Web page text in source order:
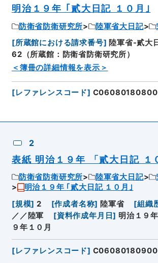
明治１９年 ｢貳大日記 １０月｣
防衛省防衛研究所 陸軍省大日記
[所蔵館における請求番号] 陸軍省-貳大
62（所蔵館：防衛省防衛研究所）
＜簿冊の詳細情報を表示＞
[レファレンスコード] C06080180800
2
表紙 明治１９年 「貳大日記 １
防衛省防衛研究所 陸軍省大日記
明治１９年 ｢貳大日記 １０月｣
[規模] 2 [作成者名称] 陸軍省 [組織
／／陸軍
[資料作成年月日] 明治１９
９年１０月
[レファレンスコード] C06080180900